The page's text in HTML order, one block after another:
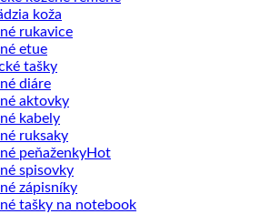
koža
rukavice
etue
tašky
diáre
aktovky
kabely
ruksaky
peňaženky
spisovky
zápisníky
tašky na notebook